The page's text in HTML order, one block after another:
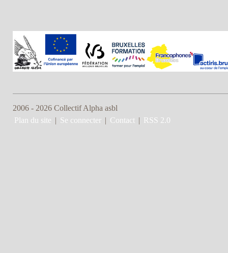
2006 - 2026 Collectif Alpha asbl
Plan du site | Se connecter | Contact | RSS 2.0